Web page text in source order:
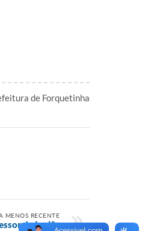
de Forquetinha
MENOS RECENTE
de Inglês